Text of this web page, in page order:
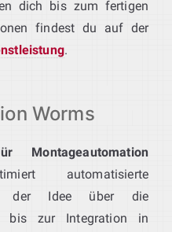
dich bis zum fertigen
findest du auf der
.
Worms
Montageautomation
automatisierte
der Idee über die
bis zur Integration in